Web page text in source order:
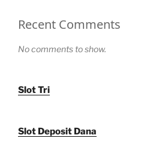
Recent Comments
No comments to show.
Slot Tri
Slot Deposit Dana